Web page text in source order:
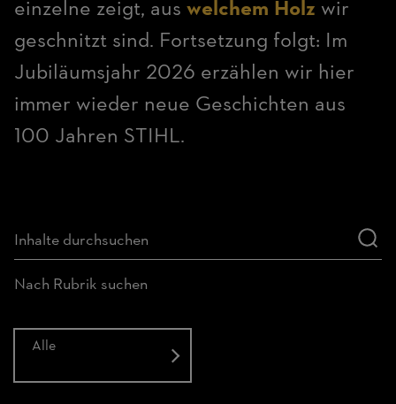
einzelne zeigt, aus welchem Holz wir
geschnitzt sind. Fortsetzung folgt: Im
Jubiläumsjahr 2026 erzählen wir hier
immer wieder neue Geschichten aus
100 Jahren STIHL.
Nach Rubrik suchen
Alle